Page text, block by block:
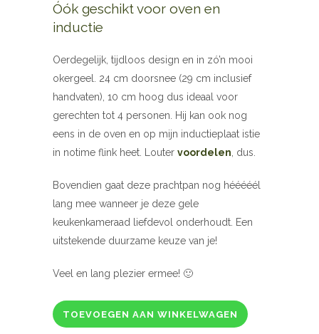
Óók geschikt voor oven en
inductie
Oerdegelijk, tijdloos design en in zó’n mooi
okergeel. 24 cm doorsnee (29 cm inclusief
handvaten), 10 cm hoog dus ideaal voor
gerechten tot 4 personen. Hij kan ook nog
eens in de oven en op mijn inductieplaat istie
in notime flink heet. Louter voordelen , dus.
Bovendien gaat deze prachtpan nog hééééél
lang mee wanneer je deze gele
keukenkameraad liefdevol onderhoudt. Een
uitstekende duurzame keuze van je!
Veel en lang plezier ermee! 🙂
Fontignac
TOEVOEGEN AAN WINKELWAGEN